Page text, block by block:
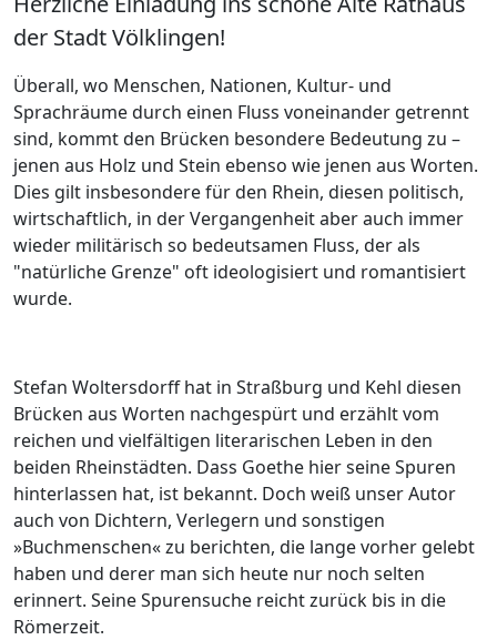
der Stadt Völklingen!
Überall, wo Menschen, Nationen, Kultur- und
Sprachräume durch einen Fluss voneinander getrennt
sind, kommt den Brücken besondere Bedeutung zu –
jenen aus Holz und Stein ebenso wie jenen aus Worten.
Dies gilt insbesondere für den Rhein, diesen politisch,
wirtschaftlich, in der Vergangenheit aber auch immer
wieder militärisch so bedeutsamen Fluss, der als
"natürliche Grenze" oft ideologisiert und romantisiert
wurde.
Stefan Woltersdorff hat in Straßburg und Kehl diesen
Brücken aus Worten nachgespürt und erzählt vom
reichen und vielfältigen literarischen Leben in den
beiden Rheinstädten. Dass Goethe hier seine Spuren
hinterlassen hat, ist bekannt. Doch weiß unser Autor
auch von Dichtern, Verlegern und sonstigen
»Buchmenschen« zu berichten, die lange vorher gelebt
haben und derer man sich heute nur noch selten
erinnert. Seine Spurensuche reicht zurück bis in die
Römerzeit.